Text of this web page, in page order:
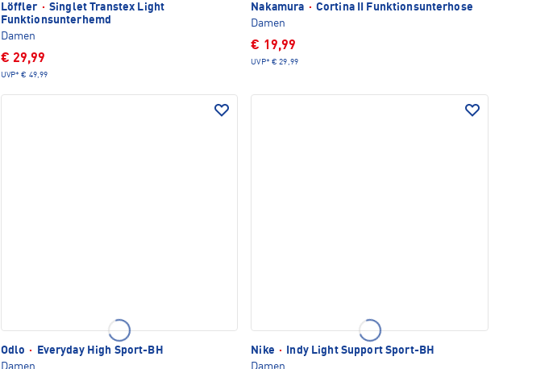
Löffler · Singlet Transtex Light
Funktionsunterhemd
Damen
€ 29,99
UVP* € 49,99
Nakamura · Cortina II Funktionsunterhose
Damen
€ 19,99
UVP* € 29,99
Odlo ·
Everyday High Sport-BH
Nike ·
Indy Light Support Sport-BH